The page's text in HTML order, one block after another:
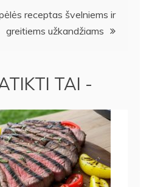
receptas švelniems ir
greitiems užkandžiams
TAI -